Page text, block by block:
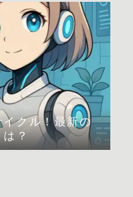
イクル！最新の
は？